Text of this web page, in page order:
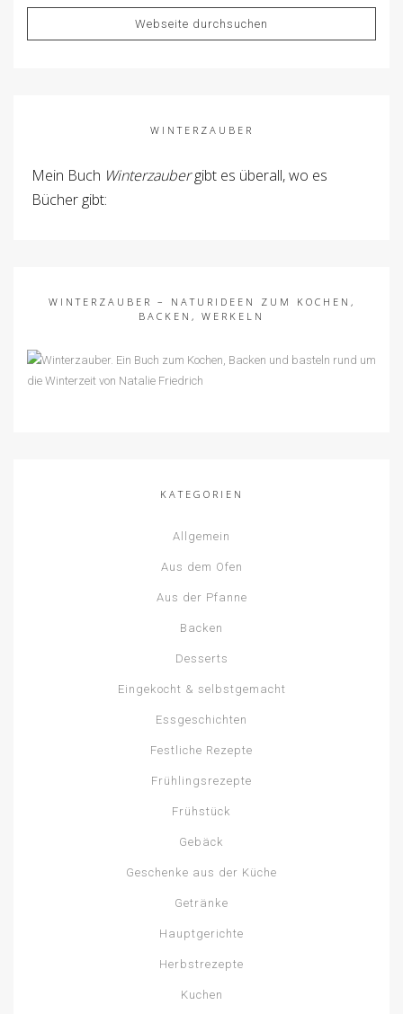
WINTERZAUBER
Mein Buch Winterzaubergibt es überall, wo es
Bücher gibt:
WINTERZAUBER – NATURIDEEN ZUM KOCHEN,
BACKEN, WERKELN
KATEGORIEN
Allgemein
Aus dem Ofen
Aus der Pfanne
Backen
Desserts
Eingekocht & selbstgemacht
Essgeschichten
Festliche Rezepte
Frühlingsrezepte
Frühstück
Gebäck
Geschenke aus der Küche
Getränke
Hauptgerichte
Herbstrezepte
Kuchen